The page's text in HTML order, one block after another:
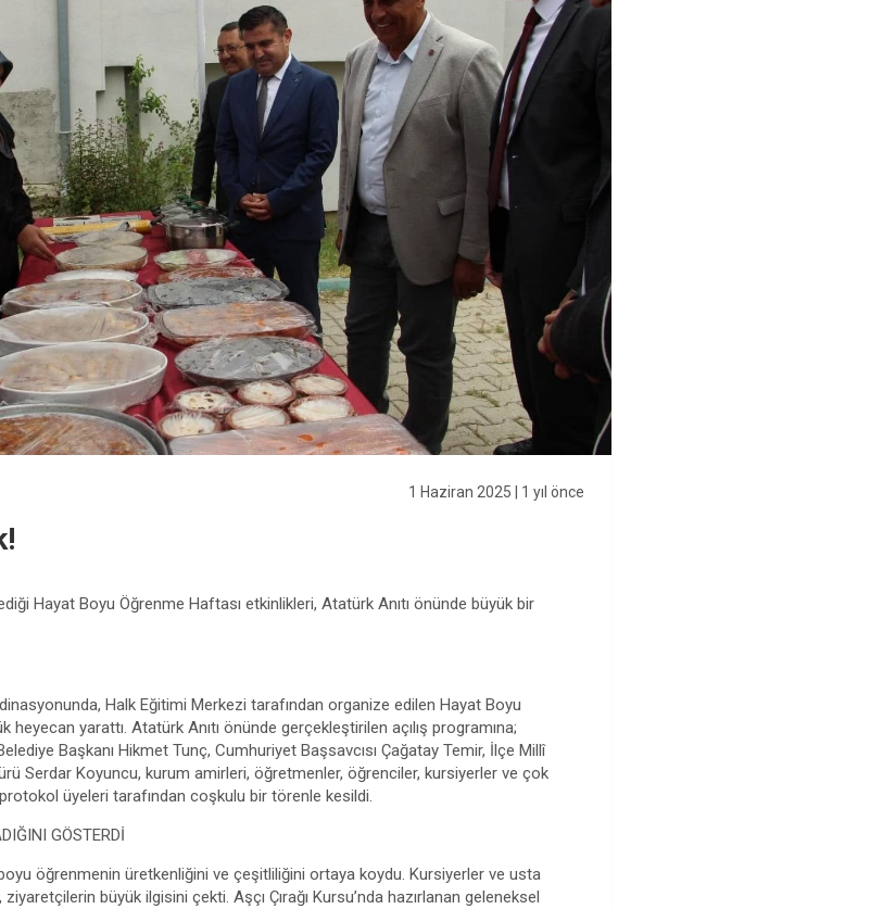
1 Haziran 2025 | 1 yıl önce
Hayat Boyu Öğrenme Haftası etkinlikleri, Atatürk Anıtı önünde büyük bir
Halk Eğitimi Merkezi tarafından organize edilen Hayat Boyu
yarattı. Atatürk Anıtı önünde gerçekleştirilen açılış programına;
Başkanı Hikmet Tunç, Cumhuriyet Başsavcısı Çağatay Temir, İlçe Millî
Serdar Koyuncu, kurum amirleri, öğretmenler, öğrenciler, kursiyerler ve çok
protokol üyeleri tarafından coşkulu bir törenle kesildi.
GÖSTERDİ
öğrenmenin üretkenliğini ve çeşitliliğini ortaya koydu. Kursiyerler ve usta
büyük ilgisini çekti. Aşçı Çırağı Kursu’nda hazırlanan geleneksel